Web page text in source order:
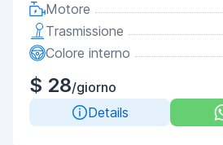
Motore
Trasmissione
Colore interno
$ 28/giorno
Details